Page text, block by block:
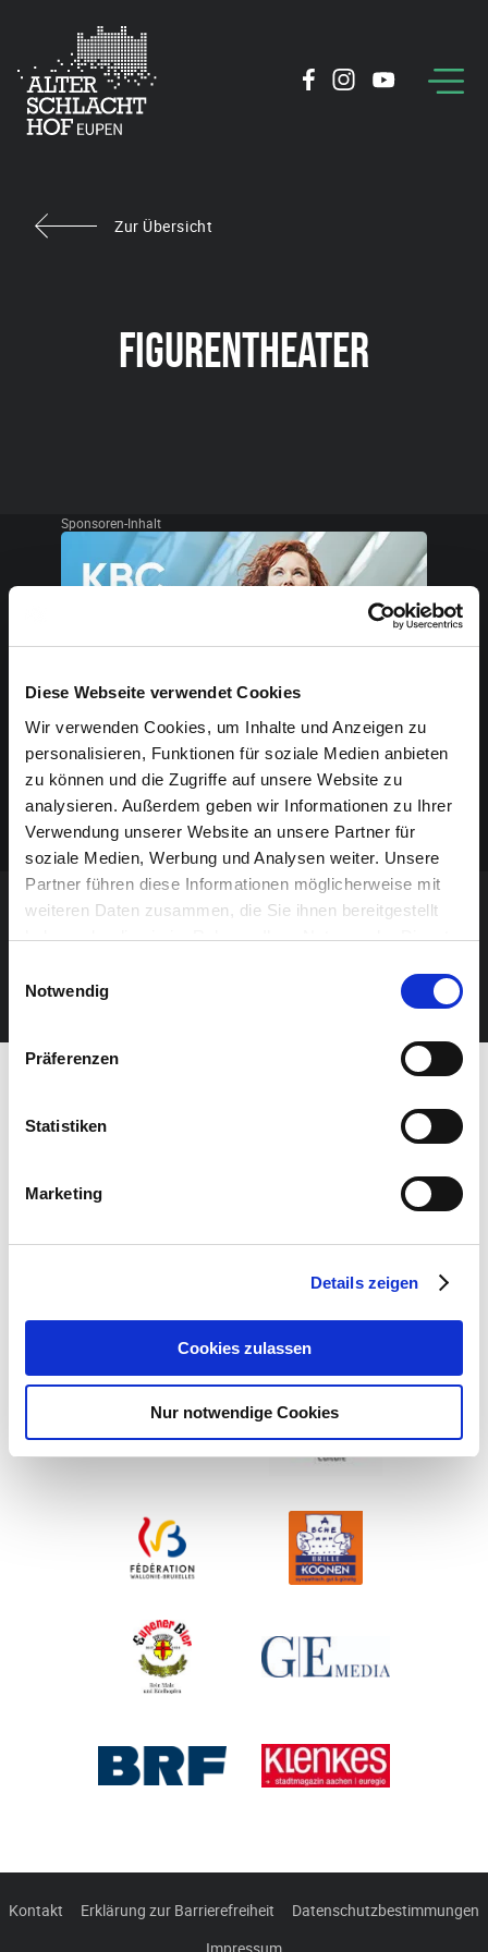
Diese Webseite verwendet Cookies
Wir verwenden Cookies, um Inhalte und Anzeigen zu
personalisieren, Funktionen für soziale Medien anbieten
zu können und die Zugriffe auf unsere Website zu
analysieren. Außerdem geben wir Informationen zu Ihrer
Verwendung unserer Website an unsere Partner für
soziale Medien, Werbung und Analysen weiter. Unsere
Partner führen diese Informationen möglicherweise mit
weiteren Daten zusammen, die Sie ihnen bereitgestellt
haben oder die sie im Rahmen Ihrer Nutzung der Dienste
Notwendig
Präferenzen
Statistiken
Marketing
Details zeigen
Cookies zulassen
Nur notwendige Cookies
Zur Übersicht
FIGURENTHEATER
Sponsoren-Inhalt
VERANSTALTUNG VERPASST?
JETZT UNSEREN NEWSLETTER ABONNIEREN
Kontakt Erklärung zur Barrierefreiheit
Datenschutzbestimmungen